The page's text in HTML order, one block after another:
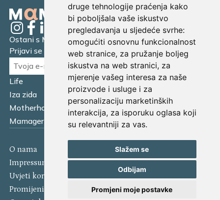
druge tehnologije praćenja kako
bi poboljšala vaše iskustvo
pregledavanja u sljedeće svrhe:
omogućiti osnovnu funkcionalnost
web stranice, za pružanje boljeg
iskustva na web stranici, za
mjerenje vašeg interesa za naše
proizvode i usluge i za
personalizaciju marketinških
interakcija, za isporuku oglasa koji
su relevantniji za vas.
Slažem se
Odbijam
Promjeni moje postavke
Life
Financijska pismenost
Iza zida
Business
Motherhood
Tatager
Mamager Intervju
Multitasking kitchen
Ostani s Mamagerom
Prijavi se na naš newsletter.
O nama
Kontakt
Impressum
Izjava o kolačićima
Uvjeti korištenja
Politika privatnosti
Promijeni postavke kolačića